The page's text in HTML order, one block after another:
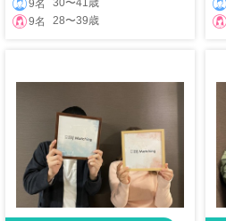
9名
30〜41歳
9名
28〜39歳